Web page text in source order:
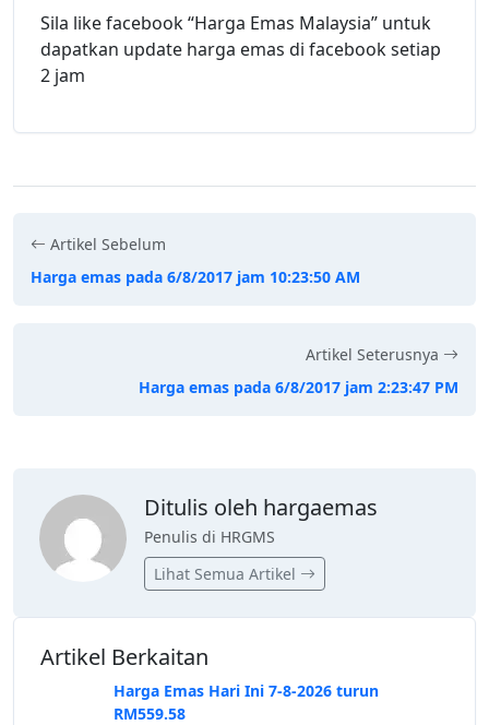
Sila like facebook “Harga Emas Malaysia” untuk
dapatkan update harga emas di facebook setiap
2 jam
Artikel Sebelum
Harga emas pada 6/8/2017 jam 10:23:50 AM
Artikel Seterusnya
Harga emas pada 6/8/2017 jam 2:23:47 PM
Ditulis oleh hargaemas
Penulis di HRGMS
Lihat Semua Artikel
Artikel Berkaitan
Harga Emas Hari Ini 7-8-2026 turun
RM559.58